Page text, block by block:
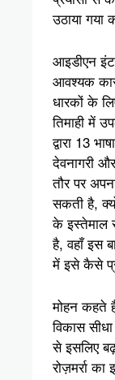
उठाया गया
आइडीएन
आवश्यक
धारकों के
तिमाही में
द्वारा 13
देवनागरी
तौर पर
सकती है,
के इस्तेमाल
है, वहाँ इस
में इसे कैसे
मोहन कहते
विकास
से इसलिए
रोज़मर्रा